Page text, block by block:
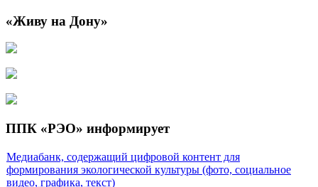
«Живу на Дону»
ППК «РЭО» информирует
Медиабанк, содержащий цифровой контент для
формирования экологической культуры (фото, социальное
видео, графика, текст)